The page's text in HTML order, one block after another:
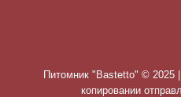
Питомник "Bastetto" ©
копировании